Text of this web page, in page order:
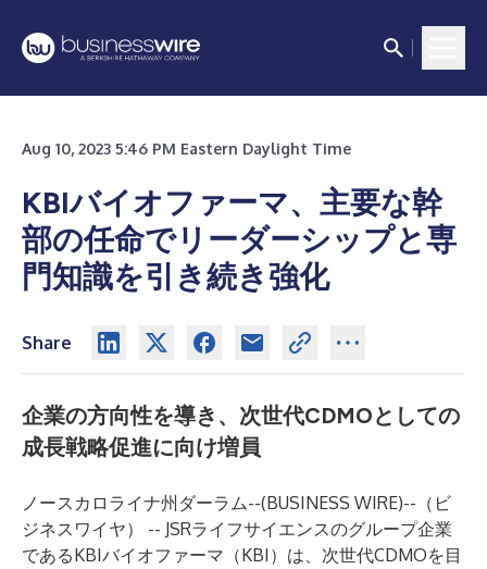
Aug 10, 2023 5:46 PM Eastern Daylight Time
KBIバイオファーマ、主要な幹
部の任命でリーダーシップと専
門知識を引き続き強化
Share
企業の方向性を導き、次世代CDMOとしての
成長戦略促進に向け増員
ノースカロライナ州ダーラム--(BUSINESS WIRE)-- （ビ
ジネスワイヤ） -- JSRライフサイエンスのグループ企業
であるKBIバイオファーマ（KBI）は、次世代CDMOを目